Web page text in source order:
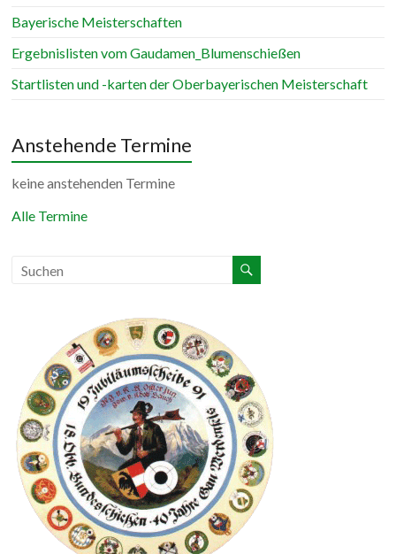
Bayerische Meisterschaften
Ergebnislisten vom Gaudamen_Blumenschießen
Startlisten und -karten der Oberbayerischen Meisterschaft
Anstehende Termine
keine anstehenden Termine
Alle Termine